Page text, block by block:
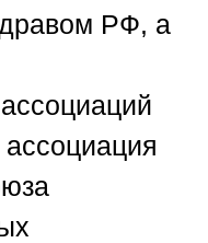
РФ, а